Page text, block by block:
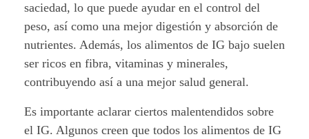
saciedad, lo que puede ayudar en el control del
peso, así como una mejor digestión y absorción de
nutrientes. Además, los alimentos de IG bajo suelen
ser ricos en fibra, vitaminas y minerales,
contribuyendo así a una mejor salud general.
Es importante aclarar ciertos malentendidos sobre
el IG. Algunos creen que todos los alimentos de IG